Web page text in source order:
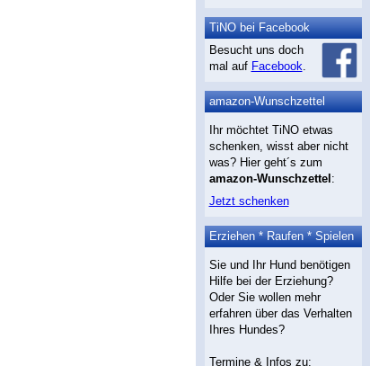
TiNO bei Facebook
Besucht uns doch
mal auf Facebook.
amazon-Wunschzettel
Ihr möchtet TiNO etwas
schenken, wisst aber nicht
was? Hier geht´s zum
amazon-Wunschzettel :
Jetzt schenken
Erziehen * Raufen * Spielen
Sie und Ihr Hund benötigen
Hilfe bei der Erziehung?
Oder Sie wollen mehr
erfahren über das Verhalten
Ihres Hundes?
Termine & Infos zu: